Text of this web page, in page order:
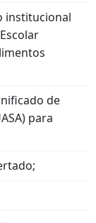
institucional
de
para